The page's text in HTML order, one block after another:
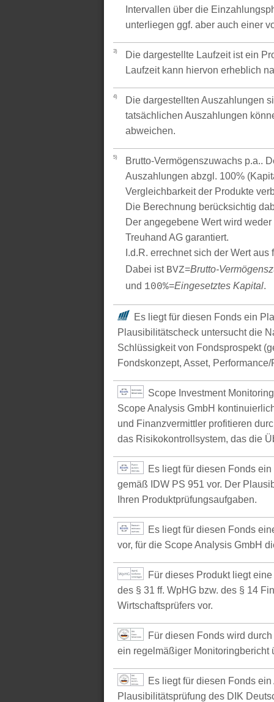
Intervallen über die
unterliegen ggf. aber auch einer
3)
Die dargestellte Laufzeit ist ein
Laufzeit kann hiervon erheblich
4)
Die dargestellten Auszahlungen
tatsächlichen Auszahlungen
abweichen.
5)
Brutto-Vermögenszuwachs p.a..
Auszahlungen abzgl. 100%
Vergleichbarkeit der Produkte
Die Berechnung berücksichtig
Der angegebene Wert wird
Treuhand AG garantiert.
I.d.R. errechnet sich der Wert
Dabei ist BVZ=Brutto-
und 100%=Eingesetztes Kapital.
Es liegt für diesen Fonds ein
Plausibilitätscheck untersucht die
Schlüssigkeit von Fondsprospekt
Fondskonzept, Asset,
Scope Investment
Scope Analysis GmbH
und Finanzvermittler profitieren
das Risikokontrollsystem, das die
Es liegt für diesen Fonds
gemäß IDW PS 951 vor. Der
Ihren Produktprüfungsaufgaben.
Es liegt für diesen Fonds
vor, für die Scope Analysis GmbH
Für dieses Produkt liegt
des § 31 ff. WpHG bzw. des § 14
Wirtschaftsprüfers vor.
Für diesen Fonds wird
ein regelmäßiger Monitoringbericht
Es liegt für diesen Fonds
Plausibilitätsprüfung des DIK